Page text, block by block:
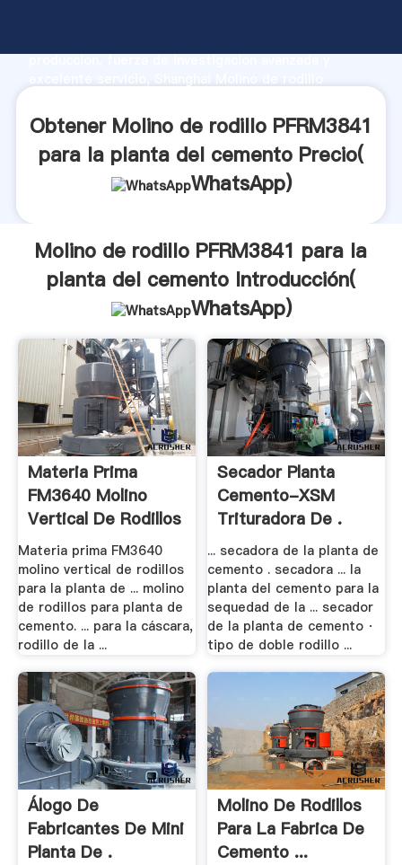
producción, fuerza de investigación avanzada y
crea el valor y aporta valores a todos los clientes.
Obtener Molino de rodillo PFRM3841
para la planta del cemento Precio(
WhatsApp)
Molino de rodillo PFRM3841 para la
planta del cemento Introducción(
WhatsApp)
Materia Prima
FM3640 Molino
Vertical De Rodillos
.
Materia prima FM3640
molino vertical de rodillos
para la planta de ... molino
de rodillos para planta de
cemento. ... para la cáscara,
rodillo de la ...
Secador Planta
Cemento-XSM
Trituradora De .
... secadora de la planta de
cemento . secadora ... la
planta del cemento para la
sequedad de la ... secador
de la planta de cemento ·
tipo de doble rodillo ...
Álogo De
Fabricantes De Mini
Planta De .
Molino De Rodillos
Para La Fabrica De
Cemento ...